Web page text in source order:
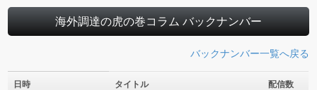
海外調達の虎の巻コラム バックナンバー
バックナンバー一覧へ戻る
日時 タイトル 配信数